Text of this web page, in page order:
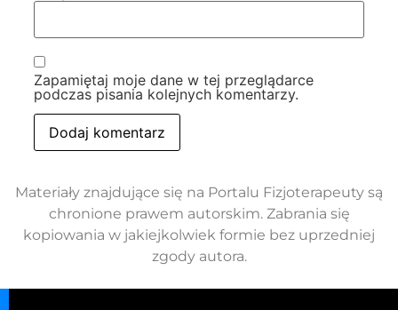
Zapamiętaj moje dane w tej przeglądarce
podczas pisania kolejnych komentarzy.
Materiały znajdujące się na Portalu Fizjoterapeuty są
chronione prawem autorskim. Zabrania się
kopiowania w jakiejkolwiek formie bez uprzedniej
zgody autora.